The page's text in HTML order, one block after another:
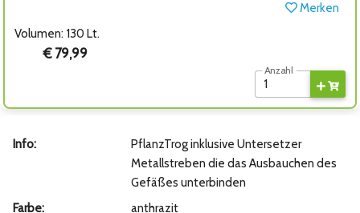
Merken
Volumen: 130 Lt.
€ 79,99
Anzahl
Info:
PflanzTrog inklusive Untersetzer
Metallstreben die das Ausbauchen des
Gefäßes unterbinden
Farbe:
anthrazit